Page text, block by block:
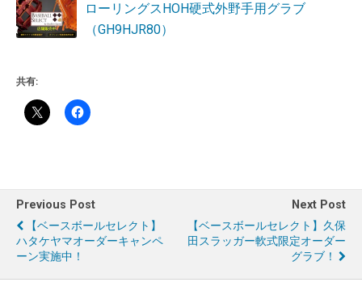
ローリングスHOH硬式外野手用グラブ
（GH9HJR80）
共有:
Previous Post
【ベースボールセレクト】
ハタケヤマオーダーキャンペ
ーン実施中！
Next Post
【ベースボールセレクト】久保
田スラッガー軟式限定オーダー
グラブ！